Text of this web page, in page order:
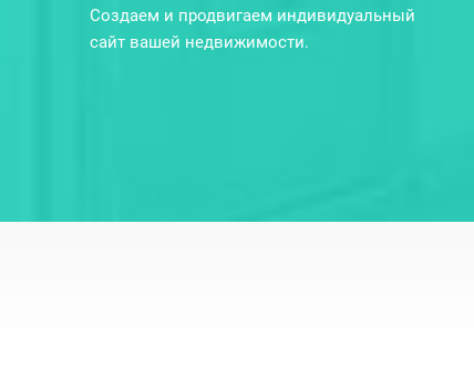
Создаем и продвигаем индивидуальный
сайт вашей недвижимости.